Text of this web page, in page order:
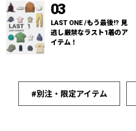
03
LAST ONE /もう最後!? 見
逃し厳禁なラスト1着のア
イテム！
#別注・限定アイテム